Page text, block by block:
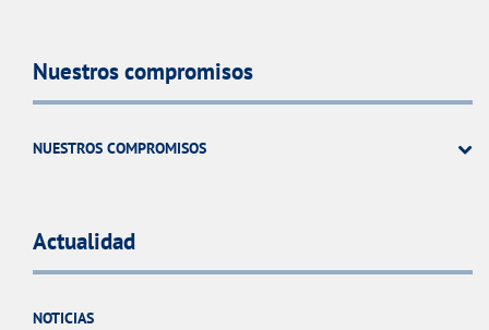
Nuestros compromisos
NUESTROS COMPROMISOS
Actualidad
NOTICIAS